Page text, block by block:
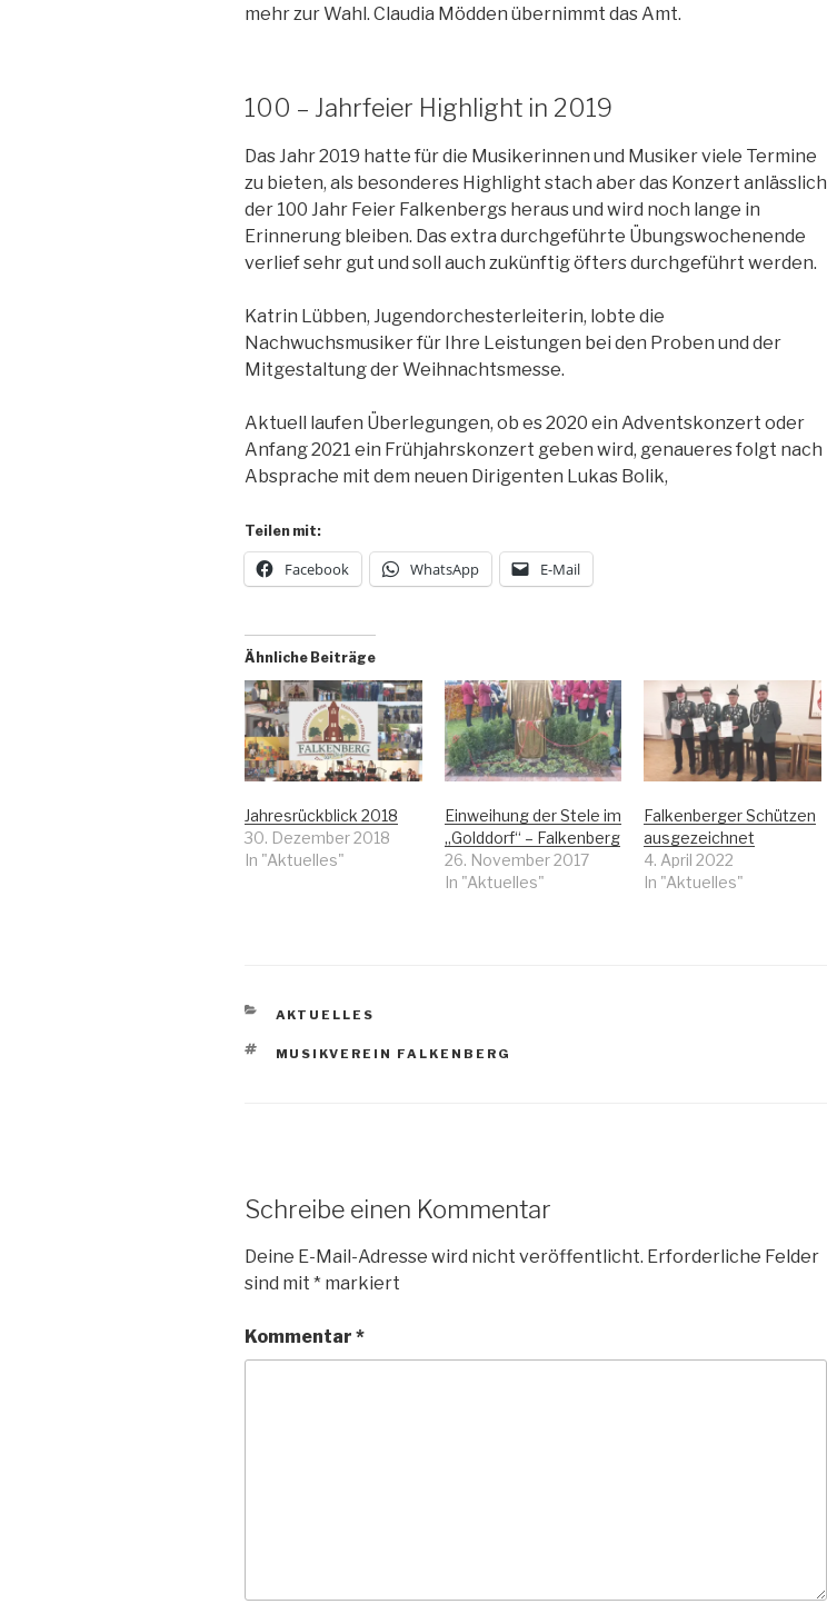
mehr zur Wahl. Claudia Mödden übernimmt das Amt.
100 – Jahrfeier Highlight in 2019
Das Jahr 2019 hatte für die Musikerinnen und Musiker viele Termine
zu bieten, als besonderes Highlight stach aber das Konzert anlässlich
der 100 Jahr Feier Falkenbergs heraus und wird noch lange in
Erinnerung bleiben. Das extra durchgeführte Übungswochenende
verlief sehr gut und soll auch zukünftig öfters durchgeführt werden.
Katrin Lübben, Jugendorchesterleiterin, lobte die
Nachwuchsmusiker für Ihre Leistungen bei den Proben und der
Mitgestaltung der Weihnachtsmesse.
Aktuell laufen Überlegungen, ob es 2020 ein Adventskonzert oder
Anfang 2021 ein Frühjahrskonzert geben wird, genaueres folgt nach
Absprache mit dem neuen Dirigenten Lukas Bolik,
Teilen mit:
Facebook WhatsApp E-Mail
Ähnliche Beiträge
Jahresrückblick 2018
30. Dezember 2018
In "Aktuelles"
Einweihung der Stele im
„Golddorf“ – Falkenberg
26. November 2017
In "Aktuelles"
Falkenberger Schützen
ausgezeichnet
4. April 2022
In "Aktuelles"
KATEGORIEN
AKTUELLES
SCHLAGWÖRTER
MUSIKVEREIN FALKENBERG
Schreibe einen Kommentar
Deine E-Mail-Adresse wird nicht veröffentlicht. Erforderliche Felder
sind mit * markiert
Kommentar *